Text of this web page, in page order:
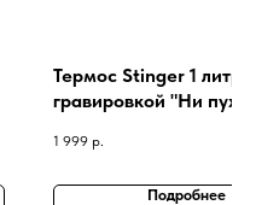
Термос Stinger 1 литр с
гравировкой "Ни
1 999 р.
Подробнее